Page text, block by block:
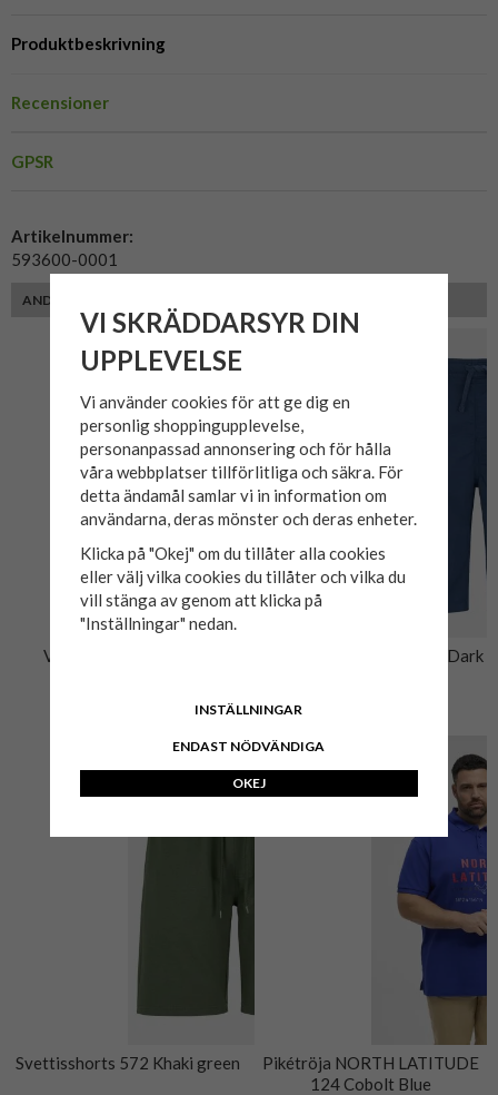
Produktbeskrivning
Recensioner
GPSR
Artikelnummer:
593600-0001
ANDRA KUNDER MED SAMMA PASSFORM VALDE ÄVEN
V-Neck T-shirt JP1880
Cargoshorts Cellbes 028 Dark
Svettisshorts 572 Khaki green
Pikétröja NORTH LATITUDE
124 Cobolt Blue
VI SKRÄDDARSYR DIN
UPPLEVELSE
Vi använder cookies för att ge dig en
personlig shoppingupplevelse,
personanpassad annonsering och för hålla
våra webbplatser tillförlitliga och säkra. För
detta ändamål samlar vi in information om
användarna, deras mönster och deras enheter.
Klicka på "Okej" om du tillåter alla cookies
eller välj vilka cookies du tillåter och vilka du
vill stänga av genom att klicka på
"Inställningar" nedan.
INSTÄLLNINGAR
ENDAST NÖDVÄNDIGA
OKEJ